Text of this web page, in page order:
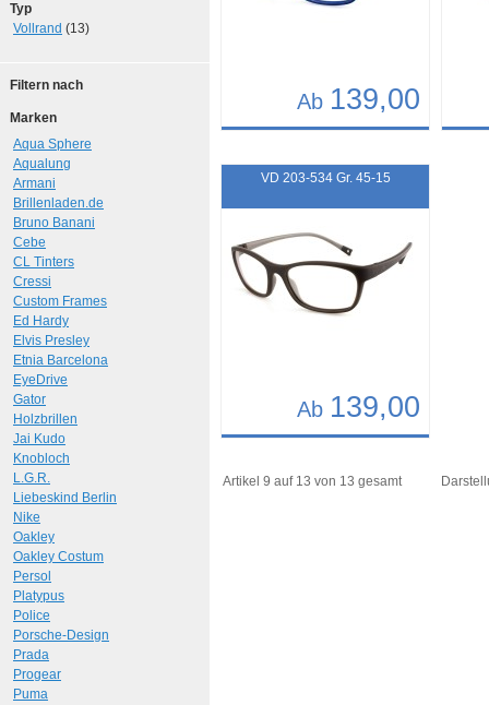
Ab 139,00
Art.-Nr.: 11886
VD 203-534 Gr. 45-15
Ab 139,00
Art.-Nr.: 11893
Artikel 9 auf 13 von 13 gesamt
Typ
Vollrand (13)
Filtern nach
Marken
Aqua Sphere
Aqualung
Armani
Brillenladen.de
Bruno Banani
Cebe
CL Tinters
Cressi
Custom Frames
Ed Hardy
Elvis Presley
Etnia Barcelona
EyeDrive
Gator
Holzbrillen
Jai Kudo
Knobloch
L.G.R.
Liebeskind Berlin
Nike
Oakley
Oakley Costum
Persol
Platypus
Police
Porsche-Design
Prada
Progear
Puma